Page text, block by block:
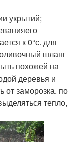
укрытий;
к 0°с. для
шланг
похожей на
деревья и
от заморозка. по
тепло,